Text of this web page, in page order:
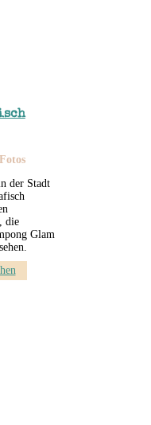
der Stadt
die
Glam